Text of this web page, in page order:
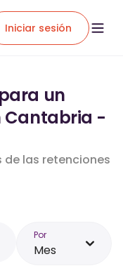
Iniciar sesión
un
Cantabria -
las retenciones
Por
Mes